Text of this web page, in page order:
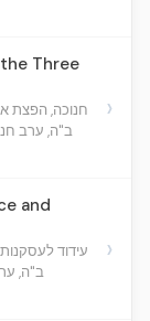
Three
חנוכה, הפצת
ב"ה, ערב
›
and
עידוד
ב"ה,
›